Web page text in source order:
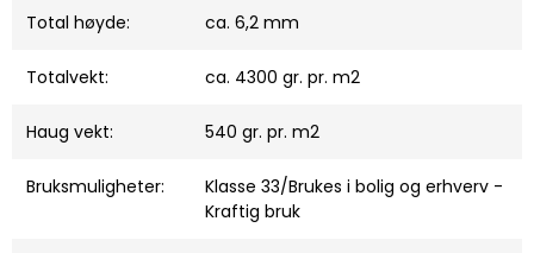
Total høyde: ca. 6,2 mm
Totalvekt: ca. 4300 gr. pr. m2
Haug vekt: 540 gr. pr. m2
Bruksmuligheter:
Klasse 33/Brukes i bolig og erhverv -
Kraftig bruk